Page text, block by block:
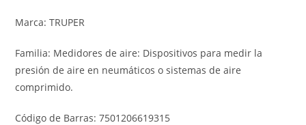
Marca: TRUPER
Familia: Medidores de aire: Dispositivos para medir la
presión de aire en neumáticos o sistemas de aire
comprimido.
Código de Barras: 7501206619315